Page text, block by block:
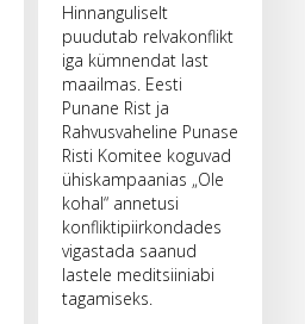
Hinnanguliselt
puudutab relvakonflikt
iga kümnendat last
maailmas. Eesti
Punane Rist ja
Rahvusvaheline Punase
Risti Komitee koguvad
ühiskampaanias „Ole
kohal“ annetusi
konfliktipiirkondades
vigastada saanud
lastele meditsiiniabi
tagamiseks.